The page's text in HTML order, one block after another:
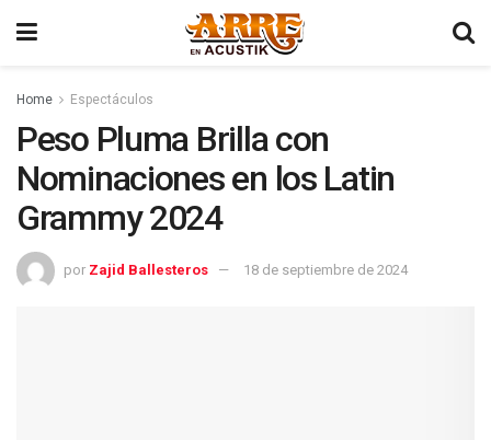
Home Espectáculos
Peso Pluma Brilla con
Nominaciones en los Latin
Grammy 2024
por Zajid Ballesteros 18 de septiembre de 2024